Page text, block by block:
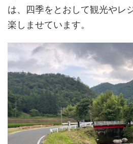
は、四季をとおして観光やレ
楽しませています。